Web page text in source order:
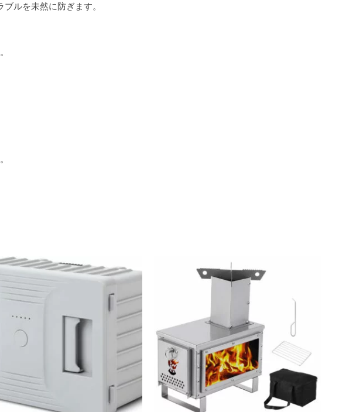
ルを未然に防ぎます。